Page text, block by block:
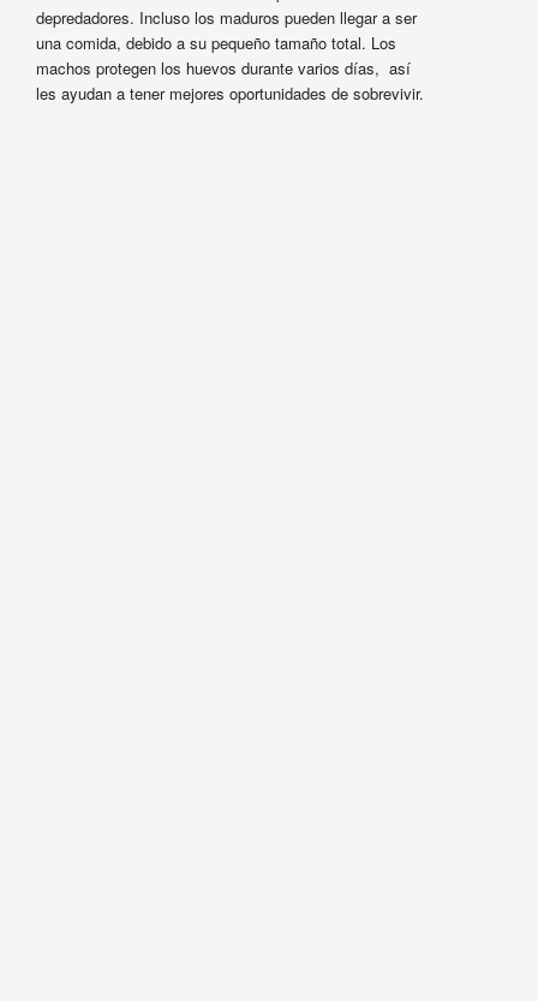
depredadores. Incluso los maduros pueden llegar a ser
una comida, debido a su pequeño tamaño total. Los
machos protegen los huevos durante varios días, así
les ayudan a tener mejores oportunidades de sobrevivir.